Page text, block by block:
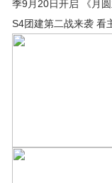
季9月20日开启 《月
S4团建第二战来袭 看